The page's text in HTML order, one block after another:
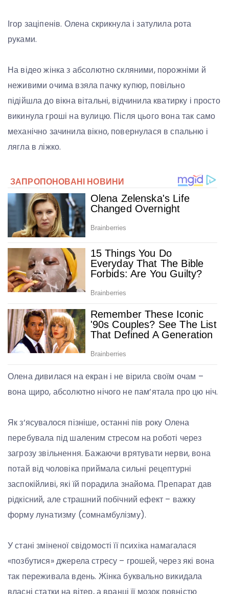
Ігор заціпенів. Олена скрикнула і затулила рота
руками.
На відео жінка з абсолютно скляними, порожніми й
неживими очима взяла пачку купюр, повільно
підійшла до вікна вітальні, відчинила кватирку і просто
викинула гроші на вулицю. Після цього вона так само
механічно зачинила вікно, повернулася в спальню і
лягла в ліжко.
Олена дивилася на екран і не вірила своїм очам –
вона щиро, абсолютно нічого не пам’ятала про цю ніч.
Як з’ясувалося пізніше, останні пів року Олена
перебувала під шаленим стресом на роботі через
загрозу звільнення. Бажаючи врятувати нерви, вона
потай від чоловіка приймала сильні рецептурні
заспокійливі, які їй порадила знайома. Препарат дав
рідкісний, але страшний побічний ефект – важку
форму лунатизму (сомнамбулізму).
У стані зміненої свідомості її психіка намагалася
«позбутися» джерела стресу – грошей, через які вона
так переживала вдень. Жінка буквально викидала